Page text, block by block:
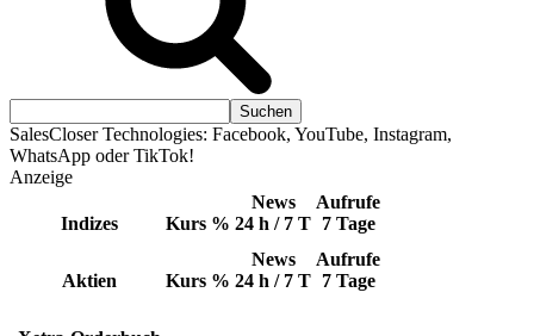
SalesCloser Technologies: Facebook, YouTube, Instagram,
WhatsApp oder TikTok!
Anzeige
Indizes Kurs %
News
24 h / 7 T
Aufrufe
7 Tage
Aktien Kurs %
News
24 h / 7 T
Aufrufe
7 Tage